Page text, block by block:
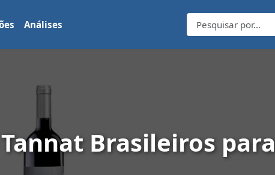
Análises
Brasileiros para